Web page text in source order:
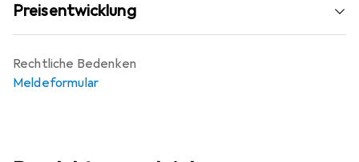
Preisentwicklung
Rechtliche Bedenken
Meldeformular